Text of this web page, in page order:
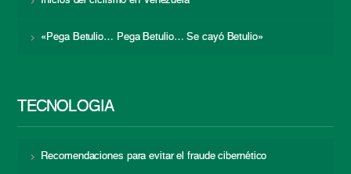
«Pega Betulio… Pega Betulio… Se cayó Betulio»
TECNOLOGÍA
Recomendaciones para evitar el fraude cibernético